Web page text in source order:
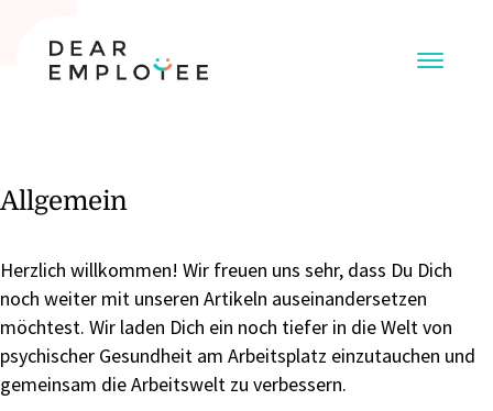
Allgemein
Herzlich willkommen! Wir freuen uns sehr, dass Du Dich
noch weiter mit unseren Artikeln auseinandersetzen
möchtest. Wir laden Dich ein noch tiefer in die Welt von
psychischer Gesundheit am Arbeitsplatz einzutauchen und
gemeinsam die Arbeitswelt zu verbessern.